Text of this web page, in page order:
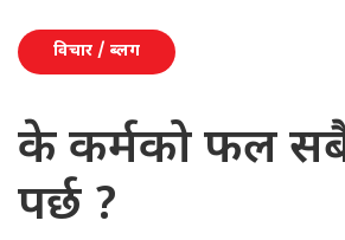
विचार / ब्लग
के कर्मको फल
पर्छ ?